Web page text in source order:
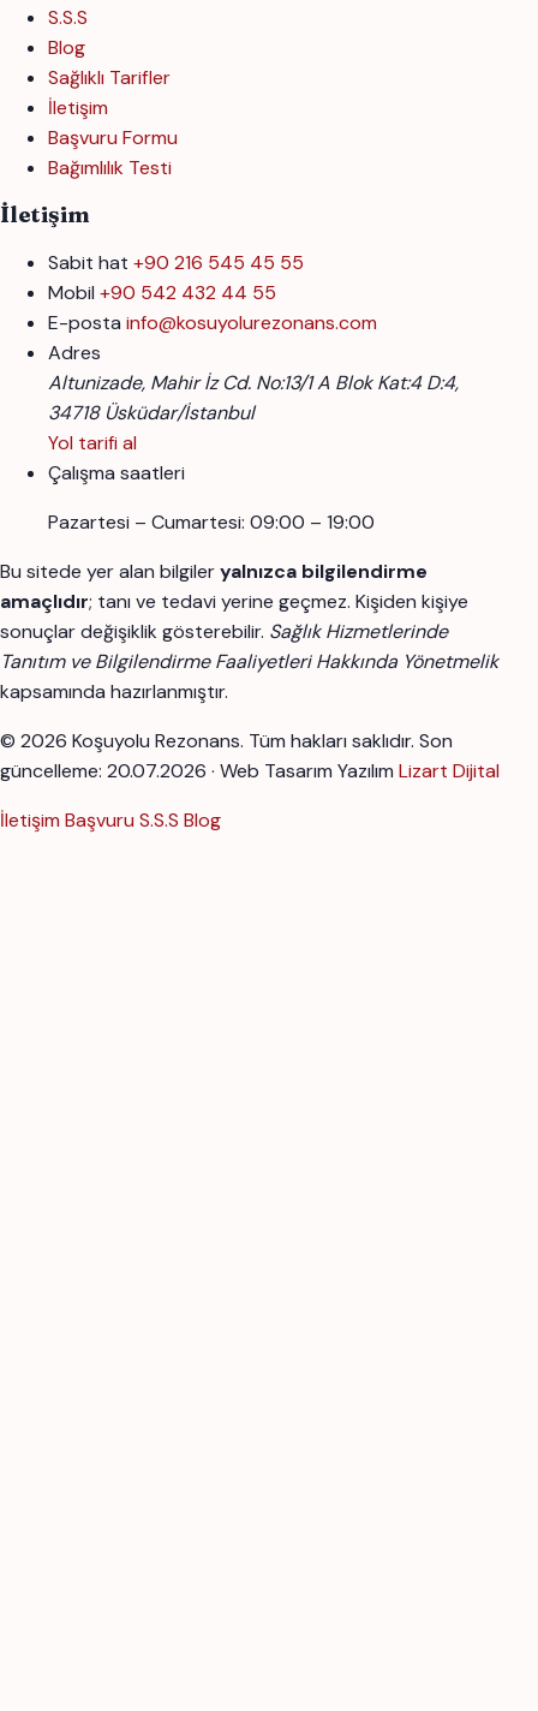
S.S.S
Blog
Sağlıklı Tarifler
İletişim
Başvuru Formu
Bağımlılık Testi
İletişim
Sabit hat +90 216 545 45 55
Mobil +90 542 432 44 55
E-posta info@kosuyolurezonans.com
Adres
Altunizade, Mahir İz Cd. No:13/1 A Blok Kat:4 D:4,
34718 Üsküdar/İstanbul
Yol tarifi al
Çalışma saatleri
Pazartesi – Cumartesi: 09:00 – 19:00
Bu sitede yer alan bilgileryalnızca bilgilendirme
amaçlıdır; tanı ve tedavi yerine geçmez. Kişiden kişiye
sonuçlar değişiklik gösterebilir. Sağlık Hizmetlerinde
Tanıtım ve Bilgilendirme Faaliyetleri Hakkında Yönetmelik
kapsamında hazırlanmıştır.
© 2026 Koşuyolu Rezonans. Tüm hakları saklıdır. Son
güncelleme: 20.07.2026 · Web Tasarım Yazılım Lizart Dijital
İletişim Başvuru S.S.S Blog